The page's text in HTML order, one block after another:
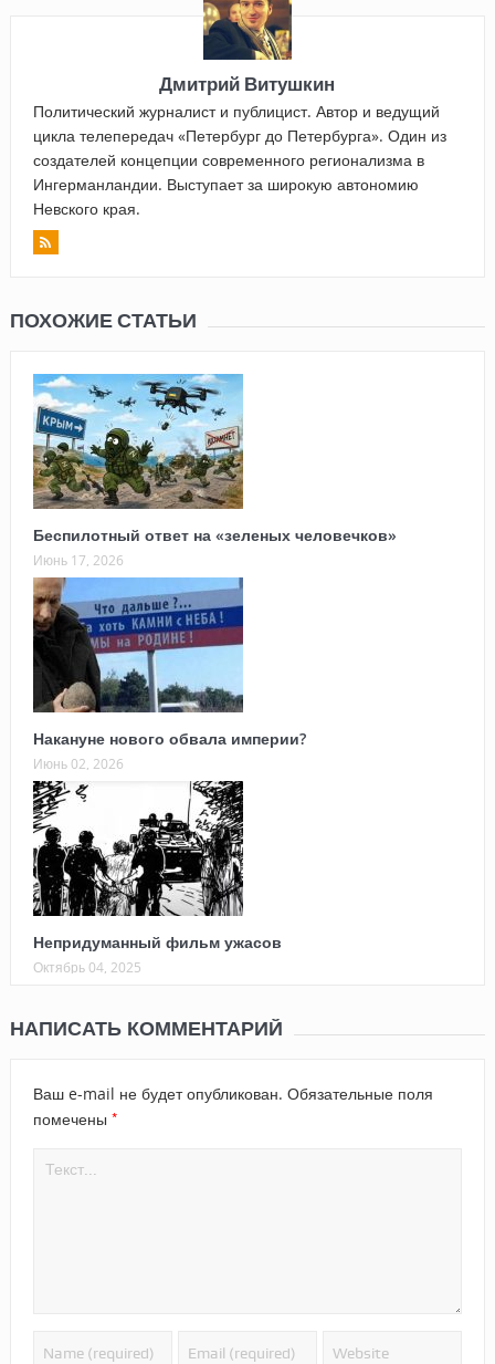
Дмитрий Витушкин
Политический журналист и публицист. Автор и ведущий
цикла телепередач «Петербург до Петербурга». Один из
создателей концепции современного регионализма в
Ингерманландии. Выступает за широкую автономию
Невского края.
ПОХОЖИЕ СТАТЬИ
Беспилотный ответ на «зеленых человечков»
Июнь 17, 2026
Накануне нового обвала империи?
Июнь 02, 2026
Непридуманный фильм ужасов
Октябрь 04, 2025
НАПИСАТЬ КОММЕНТАРИЙ
Ваш e-mail не будет опубликован. Обязательные поля
помечены *